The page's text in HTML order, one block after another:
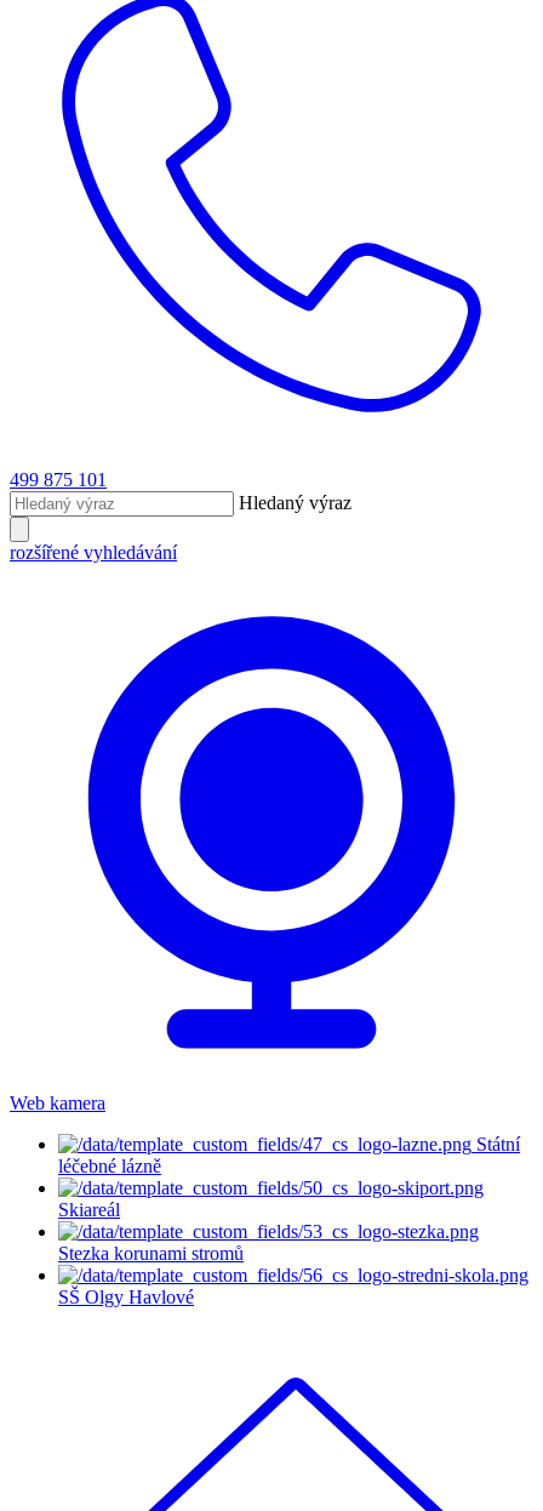
499 875 101
Hledaný výraz
rozšířené vyhledávání
Web kamera
Státní
léčebné lázně
Skiareál
Stezka korunami stromů
SŠ Olgy Havlové